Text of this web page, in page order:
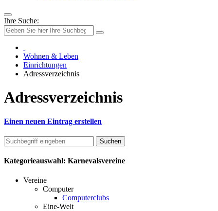
Ihre Suche:
Wohnen & Leben
Einrichtungen
Adressverzeichnis
Adressverzeichnis
Einen neuen Eintrag erstellen
Kategorieauswahl: Karnevalsvereine
Vereine
Computer
Computerclubs
Eine-Welt